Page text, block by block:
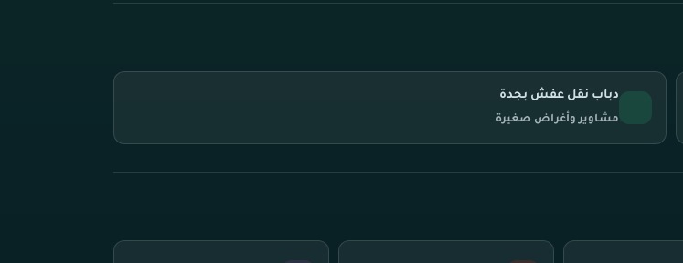
دباب نقل عفش بجدة
مشاوير وأغراض صغيرة